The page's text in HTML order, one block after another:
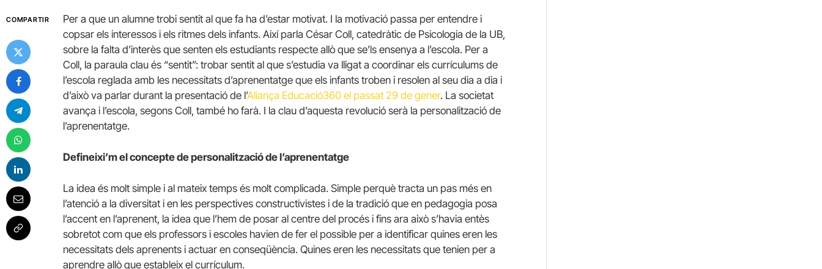
COMPARTIR
Per a que un alumne trobi sentit al que fa ha d’estar motivat. I la motivació passa per entendre i
copsar els interessos i els ritmes dels infants. Així parla César Coll, catedràtic de Psicologia de la UB,
sobre la falta d’interès que senten els estudiants respecte allò que se’ls ensenya a l’escola. Per a
Coll, la paraula clau és “sentit”: trobar sentit al que s’estudia va lligat a coordinar els currículums de
l’escola reglada amb les necessitats d’aprenentatge que els infants troben i resolen al seu dia a dia i
d’això va parlar durant la presentació de l’Aliança Educació360 el passat 29 de gener. La societat
avança i l’escola, segons Coll, també ho farà. I la clau d’aquesta revolució serà la personalització de
l’aprenentatge.
Defineixi’m el concepte de personalització de l’aprenentatge
La idea és molt simple i al mateix temps és molt complicada. Simple perquè tracta un pas més en
l’atenció a la diversitat i en les perspectives constructivistes i de la tradició que en pedagogia posa
l’accent en l’aprenent, la idea que l’hem de posar al centre del procés i fins ara això s’havia entès
sobretot com que els professors i escoles havien de fer el possible per a identificar quines eren les
necessitats dels aprenents i actuar en conseqüència. Quines eren les necessitats que tenien per a
aprendre allò que estableix el currículum.